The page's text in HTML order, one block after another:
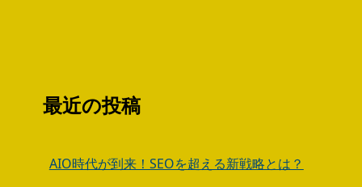
最近の投稿
AIO時代が到来！SEOを超える新戦略とは？